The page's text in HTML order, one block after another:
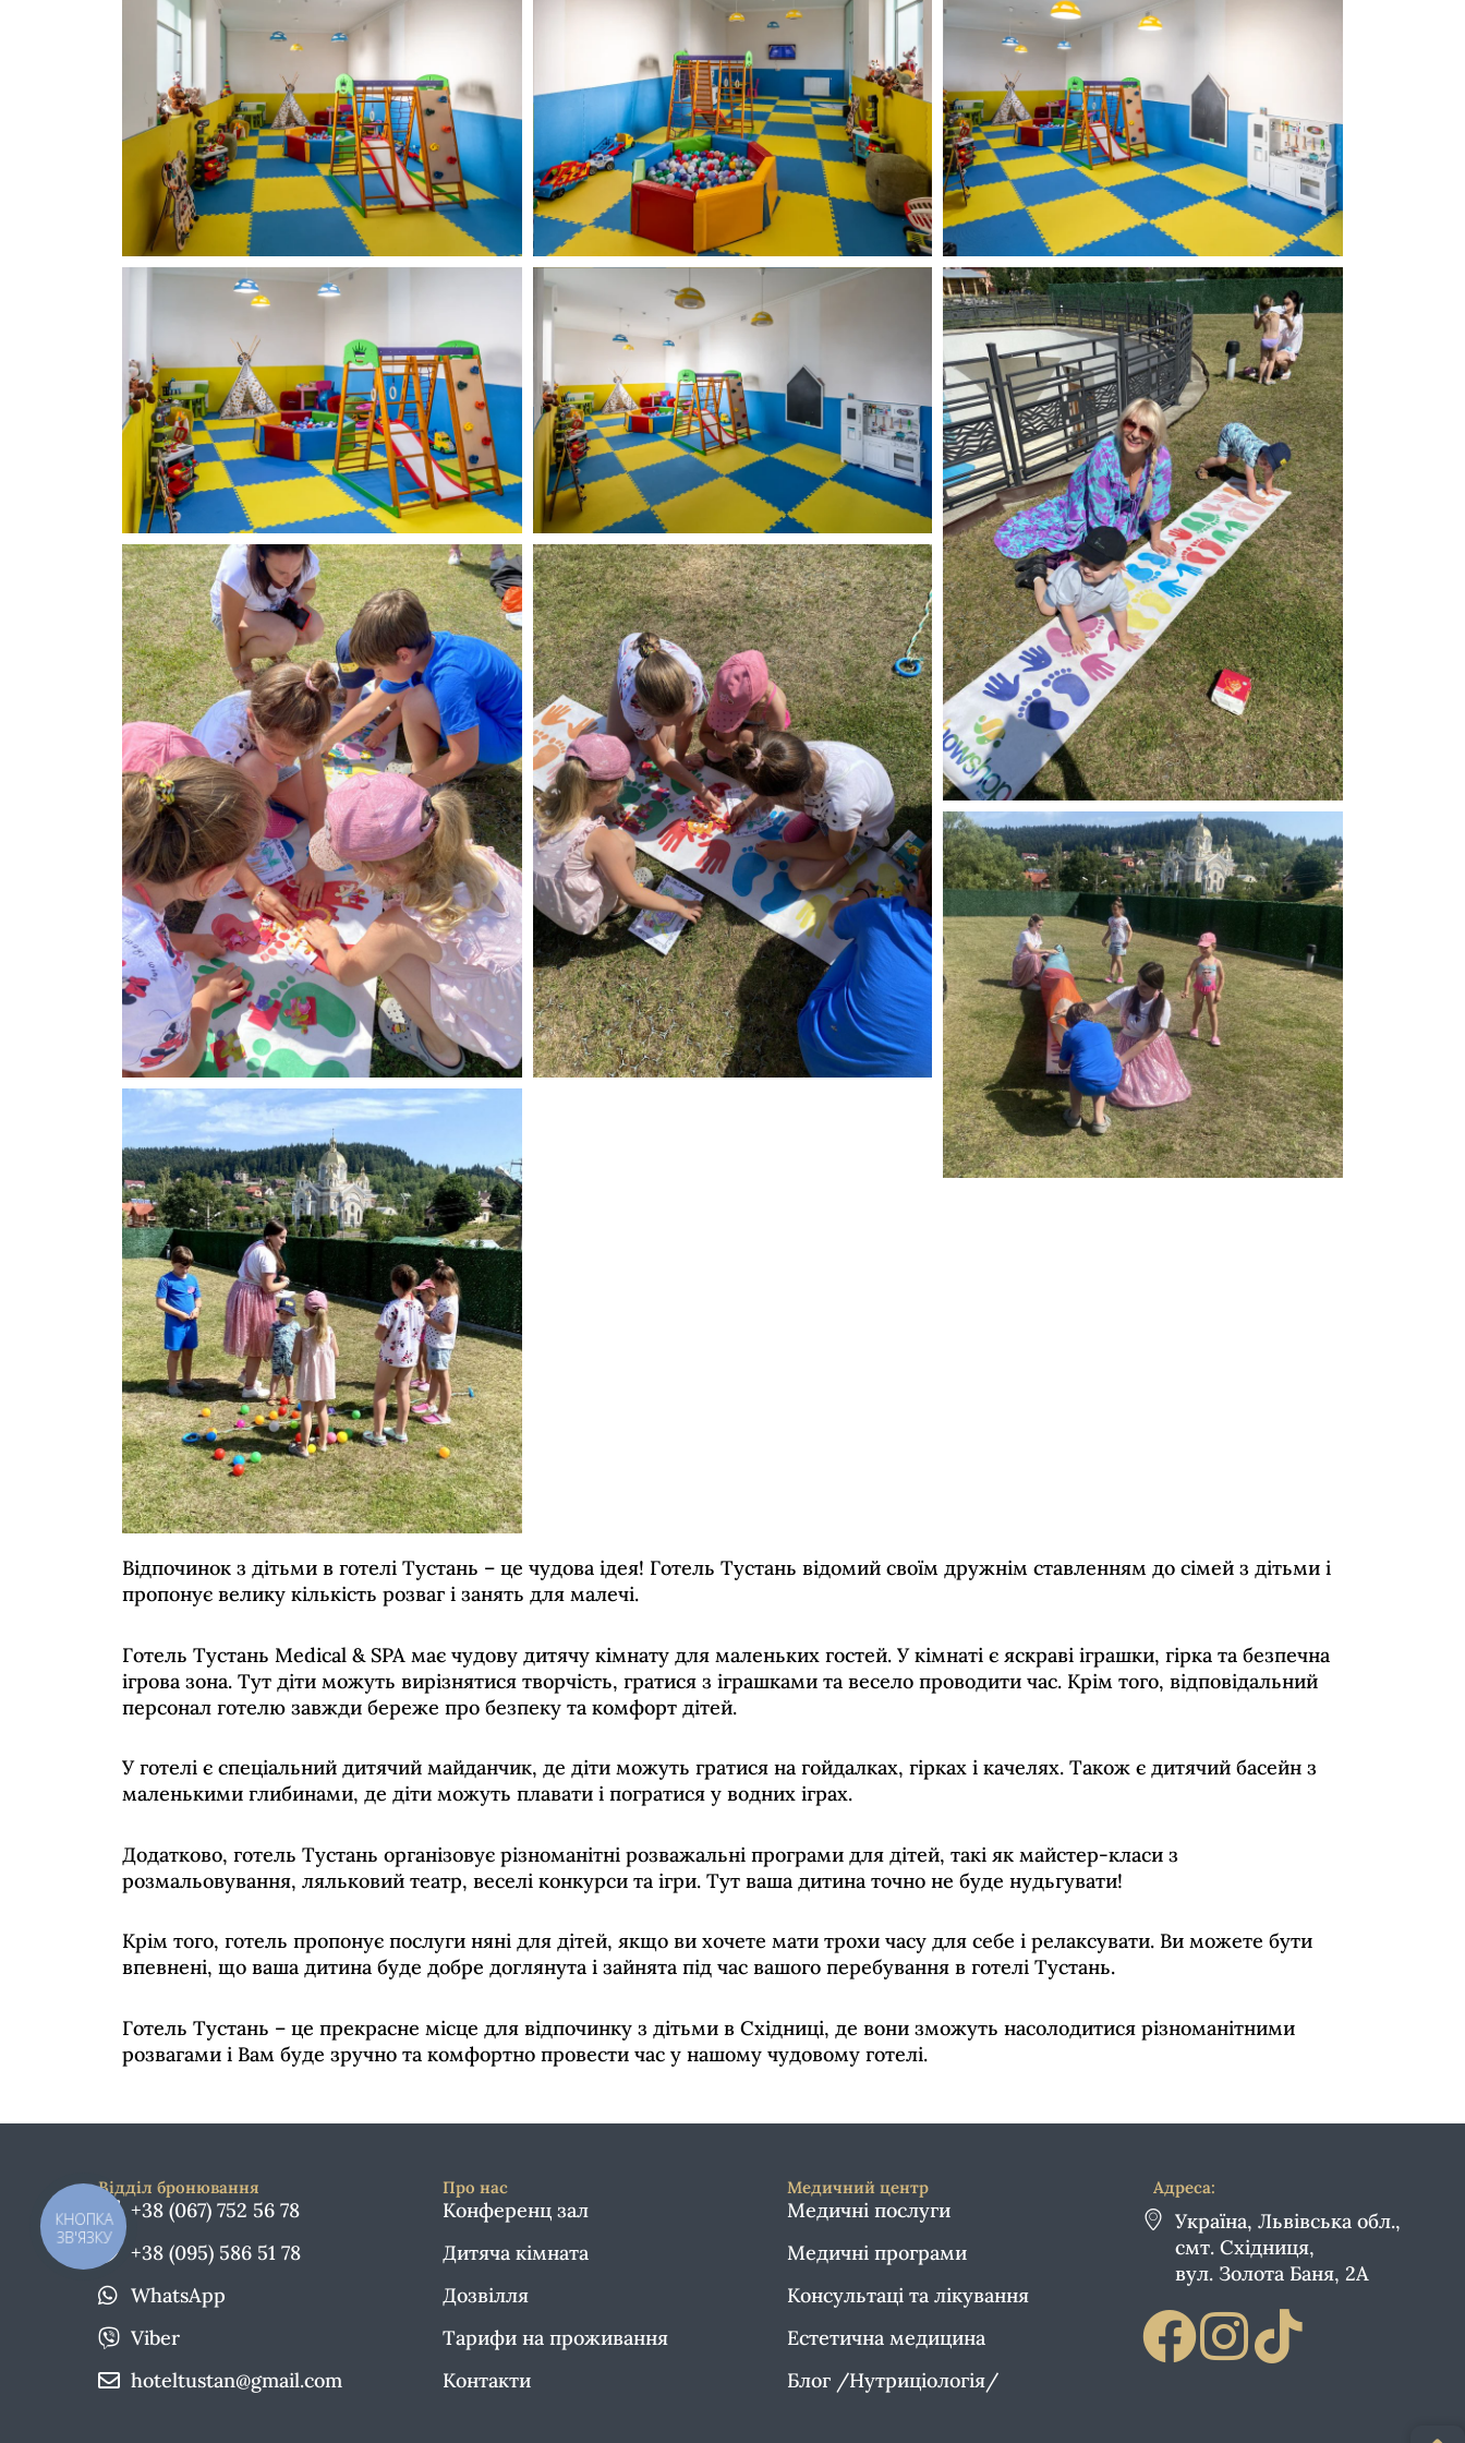
Відпочинок з дітьми в готелі Тустань – це чудова ідея! Готель Тустань відомий своїм дружнім ставленням до сімей з дітьми і
пропонує велику кількість розваг і занять для малечі.
Готель Тустань Medical & SPA має чудову дитячу кімнату для маленьких гостей. У кімнаті є яскраві іграшки, гірка та безпечна
ігрова зона. Тут діти можуть вирізнятися творчість, гратися з іграшками та весело проводити час. Крім того, відповідальний
персонал готелю завжди береже про безпеку та комфорт дітей.
У готелі є спеціальний дитячий майданчик, де діти можуть гратися на гойдалках, гірках і качелях. Також є дитячий басейн з
маленькими глибинами, де діти можуть плавати і погратися у водних іграх.
Додатково, готель Тустань організовує різноманітні розважальні програми для дітей, такі як майстер-класи з
розмальовування, ляльковий театр, веселі конкурси та ігри. Тут ваша дитина точно не буде нудьгувати!
Крім того, готель пропонує послуги няні для дітей, якщо ви хочете мати трохи часу для себе і релаксувати. Ви можете бути
впевнені, що ваша дитина буде добре доглянута і зайнята під час вашого перебування в готелі Тустань.
Готель Тустань – це прекрасне місце для відпочинку з дітьми в Східниці, де вони зможуть насолодитися різноманітними
розвагами і Вам буде зручно та комфортно провести час у нашому чудовому готелі.
Відділ бронювання
+38 (067) 752 56 78
+38 (095) 586 51 78
WhatsApp
Viber
hoteltustan@gmail.com
Про нас
Конференц зал
Дитяча кімната
Дозвілля
Тарифи на проживання
Контакти
Медичний центр
Медичні послуги
Медичні програми
Консультаці та лікування
Естетична медицина
Блог /Нутриціологія/
Адреса:
Україна, Львівська обл.,
смт. Східниця,
вул. Золота Баня, 2А
КНОПКА
ЗВ'ЯЗКУ